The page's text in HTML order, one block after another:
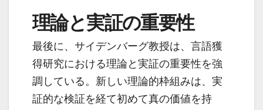
理論と実証の重要性
最後に、サイデンバーグ教授は、言語獲
得研究における理論と実証の重要性を強
調している。新しい理論的枠組みは、実
証的な検証を経て初めて真の価値を持